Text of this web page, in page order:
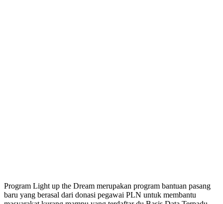
Program Light up the Dream merupakan program bantuan pasang
baru yang berasal dari donasi pegawai PLN untuk membantu